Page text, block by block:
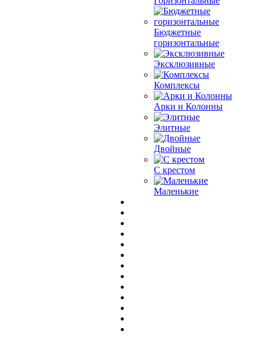
Бюджетные
горизонтальные
Эксклюзивные
Комплексы
Арки и Колонны
Элитные
Двойные
С крестом
Маленькие